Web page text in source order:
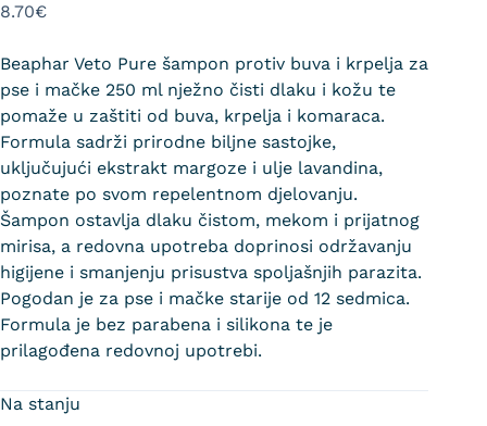
8.70€
Beaphar Veto Pure šampon protiv buva i krpelja za
pse i mačke 250 ml nježno čisti dlaku i kožu te
pomaže u zaštiti od buva, krpelja i komaraca.
Formula sadrži prirodne biljne sastojke,
uključujući ekstrakt margoze i ulje lavandina,
poznate po svom repelentnom djelovanju.
Šampon ostavlja dlaku čistom, mekom i prijatnog
mirisa, a redovna upotreba doprinosi održavanju
higijene i smanjenju prisustva spoljašnjih parazita.
Pogodan je za pse i mačke starije od 12 sedmica.
Formula je bez parabena i silikona te je
prilagođena redovnoj upotrebi.
Na stanju